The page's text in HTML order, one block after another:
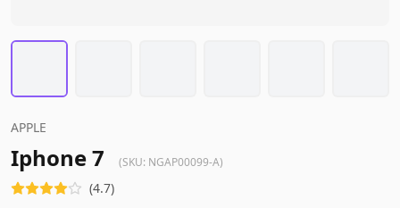
APPLE
Iphone 7 (SKU: NGAP00099-A)
(4.7)